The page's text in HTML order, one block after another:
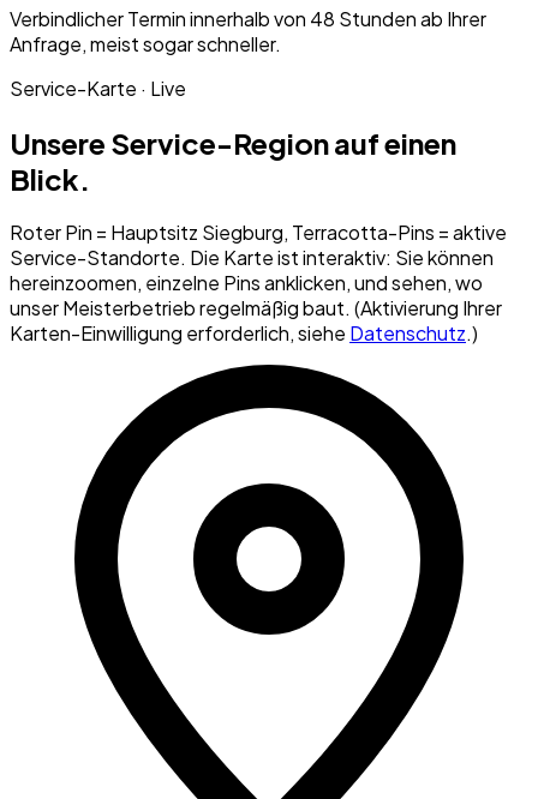
Verbindlicher Termin innerhalb von 48 Stunden ab Ihrer
Anfrage, meist sogar schneller.
Service-Karte · Live
Unsere Service-Region auf einen
Blick.
Roter Pin = Hauptsitz Siegburg, Terracotta-Pins = aktive
Service-Standorte. Die Karte ist interaktiv: Sie können
hereinzoomen, einzelne Pins anklicken, und sehen, wo
unser Meisterbetrieb regelmäßig baut. (Aktivierung Ihrer
Karten-Einwilligung erforderlich, siehe Datenschutz.)